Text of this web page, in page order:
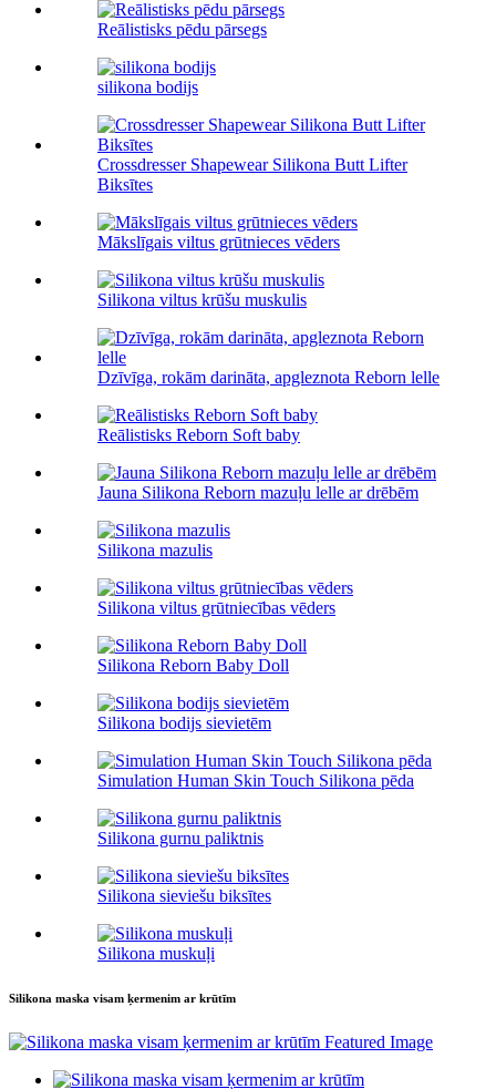
Reālistisks pēdu pārsegs
silikona bodijs
Crossdresser Shapewear Silikona Butt Lifter
Biksītes
Mākslīgais viltus grūtnieces vēders
Silikona viltus krūšu muskulis
Dzīvīga, rokām darināta, apgleznota Reborn lelle
Reālistisks Reborn Soft baby
Jauna Silikona Reborn mazuļu lelle ar drēbēm
Silikona mazulis
Silikona viltus grūtniecības vēders
Silikona Reborn Baby Doll
Silikona bodijs sievietēm
Simulation Human Skin Touch Silikona pēda
Silikona gurnu paliktnis
Silikona sieviešu biksītes
Silikona muskuļi
Silikona maska ​​visam ķermenim ar krūtīm